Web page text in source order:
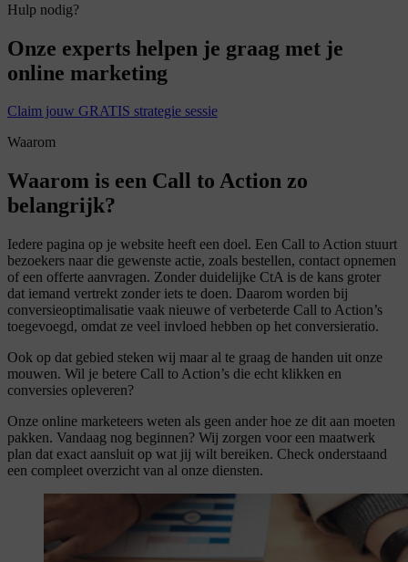
Hulp nodig?
Onze experts helpen je graag met je
online marketing
Claim jouw GRATIS strategie sessie
Waarom
Waarom is een Call to Action zo
belangrijk?
Iedere pagina op je website heeft een doel. Een Call to Action stuurt
bezoekers naar die gewenste actie, zoals bestellen, contact opnemen
of een offerte aanvragen. Zonder duidelijke CtA is de kans groter
dat iemand vertrekt zonder iets te doen. Daarom worden bij
conversieoptimalisatie vaak nieuwe of verbeterde Call to Action’s
toegevoegd, omdat ze veel invloed hebben op het conversieratio.
Ook op dat gebied steken wij maar al te graag de handen uit onze
mouwen. Wil je betere Call to Action’s die echt klikken en
conversies opleveren?
Onze online marketeers weten als geen ander hoe ze dit aan moeten
pakken. Vandaag nog beginnen? Wij zorgen voor een maatwerk
plan dat exact aansluit op wat jij wilt bereiken. Check onderstaand
een compleet overzicht van al onze diensten.